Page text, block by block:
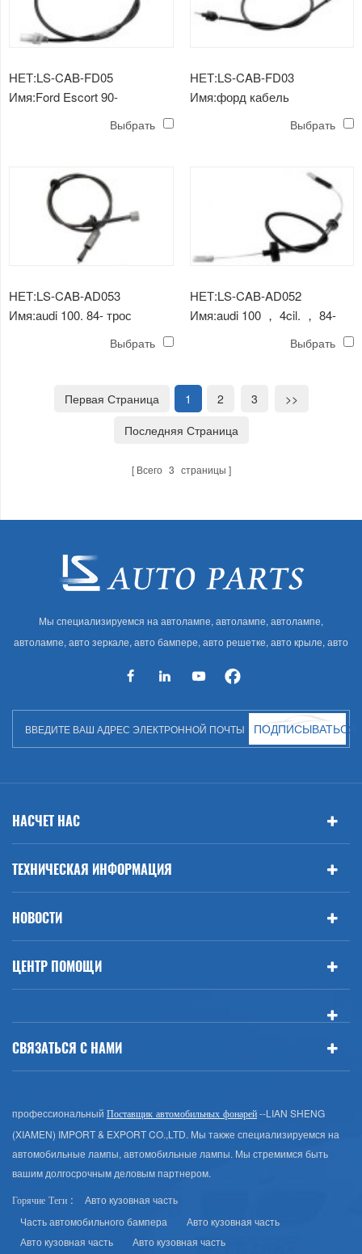
НЕТ:LS-CAB-FD05
Имя:Ford Escort 90-
Выбрать
НЕТ:LS-CAB-FD03
Имя:форд кабель
Выбрать
НЕТ:LS-CAB-AD053
Имя:audi 100. 84- трос
Выбрать
НЕТ:LS-CAB-AD052
Имя:audi 100 ， 4cil. ， 84-
трос выключения сцепления
Выбрать
Первая Страница 1 2 3
>>
Последняя Страница
Всего 3 страницы
Мы специализируемся на автолампе, автолампе, автолампе,
автолампе, авто зеркале, авто бампере, авто решетке, авто крыле, авто
автозапчастей для Audi, VW, Benz, BMW
ПОДПИСЫВАТЬСЯ
НАСЧЕТ НАС
ТЕХНИЧЕСКАЯ ИНФОРМАЦИЯ
НОВОСТИ
ЦЕНТР ПОМОЩИ
СВЯЗАТЬСЯ С НАМИ
профессиональный Поставщик автомобильных фонарей--LIAN SHENG
(XIAMEN) IMPORT & EXPORT CO.,LTD. Мы также специализируемся на
автомобильные лампы, автомобильные лампы. Мы стремимся быть
вашим долгосрочным деловым партнером.
Горячие Теги :
Авто кузовная часть
Часть автомобильного бампера
Авто кузовная часть
Авто кузовная часть
Авто кузовная часть